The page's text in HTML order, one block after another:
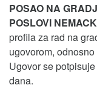
POSAO NA
POSLOVI
profila za rad na
ugovorom,
Ugovor se
dana.